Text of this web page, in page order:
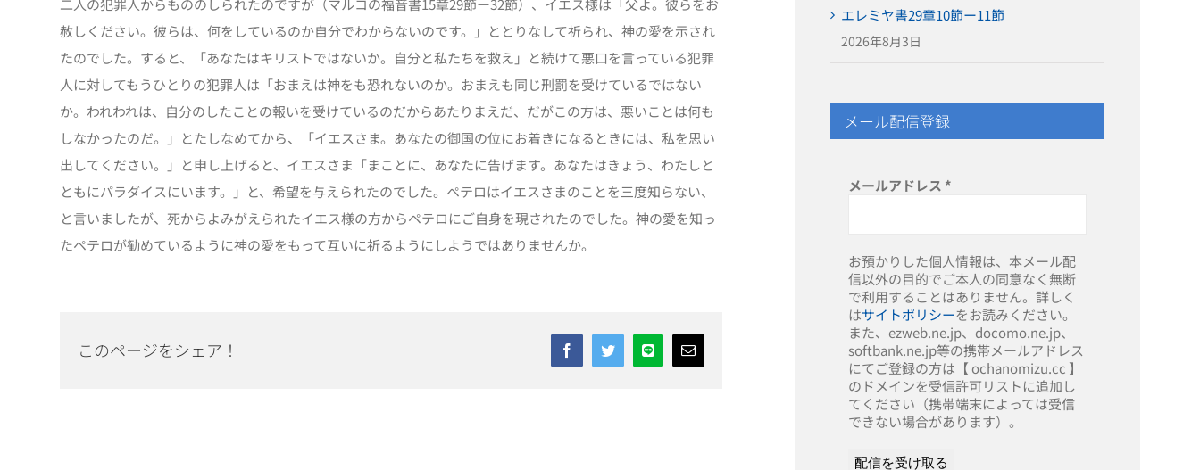
二人の犯罪人からもののしられたのですが（マルコの福音書15章29節ー32節）、イエス様は「父よ。彼らをお
赦しください。彼らは、何をしているのか自分でわからないのです。」ととりなして祈られ、神の愛を示され
たのでした。すると、「あなたはキリストではないか。自分と私たちを救え」と続けて悪口を言っている犯罪
人に対してもうひとりの犯罪人は「おまえは神をも恐れないのか。おまえも同じ刑罰を受けているではない
か。われわれは、自分のしたことの報いを受けているのだからあたりまえだ、だがこの方は、悪いことは何も
しなかったのだ。」とたしなめてから、「イエスさま。あなたの御国の位にお着きになるときには、私を思い
出してください。」と申し上げると、イエスさま「まことに、あなたに告げます。あなたはきょう、わたしと
ともにパラダイスにいます。」と、希望を与えられたのでした。ペテロはイエスさまのことを三度知らない、
と言いましたが、死からよみがえられたイエス様の方からペテロにご自身を現されたのでした。神の愛を知っ
たペテロが勧めているように神の愛をもって互いに祈るようにしようではありませんか。
このページをシェア！ FacebookTwitterLine Email
エレミヤ書29章10節ー11節
2026年8月3日
メール配信登録
メールアドレス *
お預かりした個人情報は、本メール配
信以外の目的でご本人の同意なく無断
で利用することはありません。詳しく
はサイトポリシーをお読みください。
また、ezweb.ne.jp、docomo.ne.jp、
softbank.ne.jp等の携帯メールアドレス
にてご登録の方は【 ochanomizu.cc 】
のドメインを受信許可リストに追加し
てください（携帯端末によっては受信
できない場合があります）。